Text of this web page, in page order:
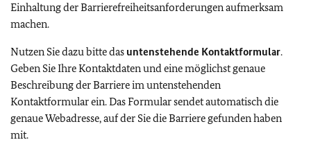
Einhaltung der Barrierefreiheitsanforderungen aufmerksam
machen.
Nutzen Sie dazu bitte das untenstehende Kontaktformular.
Geben Sie Ihre Kontaktdaten und eine möglichst genaue
Beschreibung der Barriere im untenstehenden
Kontaktformular ein. Das Formular sendet automatisch die
genaue Webadresse, auf der Sie die Barriere gefunden haben
mit.